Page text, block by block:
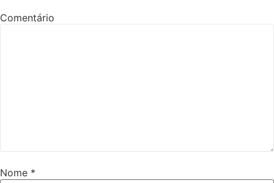
Comentário
Nome *